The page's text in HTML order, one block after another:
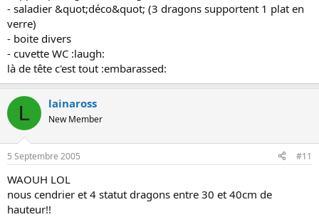
- saladier &quot;déco&quot; (3 dragons supportent 1 plat en
verre)
- boite divers
- cuvette WC :laugh:
là de tête c'est tout :embarassed:
L lainaross
New Member
5 Septembre 2005 #11
WAOUH LOL
nous cendrier et 4 statut dragons entre 30 et 40cm de
hauteur!!